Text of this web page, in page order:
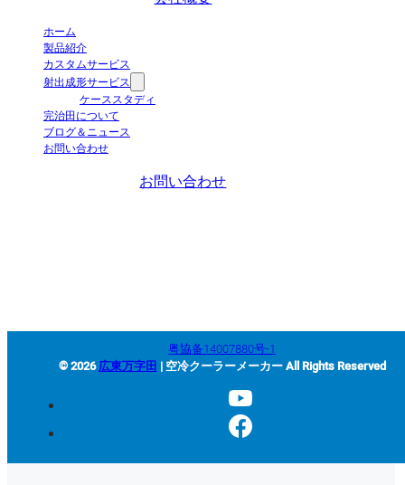
ホーム
製品紹介
カスタムサービス
射出成形サービス
ケーススタディ
完治田について
ブログ＆ニュース
お問い合わせ
お問い合わせ
粤協备14007880号-1
© 2026広東万字田 | 空冷クーラーメーカー All Rights Reserved